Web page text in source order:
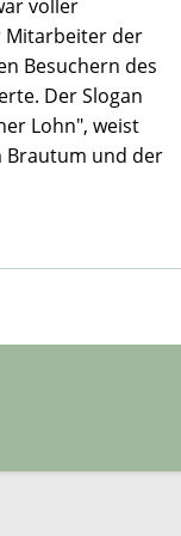
voller
Mitarbeiter der
Besuchern des
Der Slogan
Lohn", weist
Brautum und der